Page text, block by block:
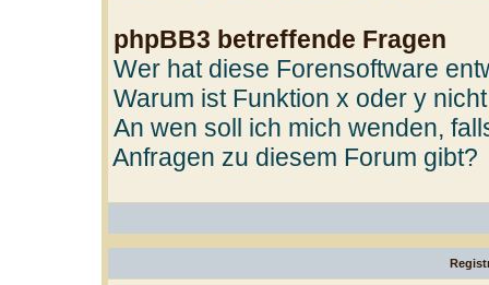
phpBB3 betreffende Fragen
Wer hat diese Forensoftware
Warum ist Funktion x oder y
An wen soll ich mich wenden,
Anfragen zu diesem Forum gibt?